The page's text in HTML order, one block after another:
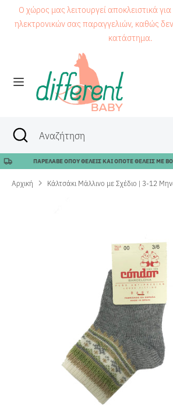
Μετάβαση
Ο χώρος μας λειτουργεί αποκλειστικά
ηλεκτρονικών σας παραγγελιών, καθώς
κατάστημα.
Αναζήτηση
ΑναζήτησηΑναζήτηση
Κλείσιμο
αναζήτησης
ΠΑΡΕΛΑΒΕ ΟΠΟΥ ΘΕΛΕΙΣ ΚΑΙ ΟΠΟΤΕ ΘΕΛΕΙΣ ΜΕ BOX
Αρχική Κάλτσάκι Μάλλινο με Σχέδιο | 3-12